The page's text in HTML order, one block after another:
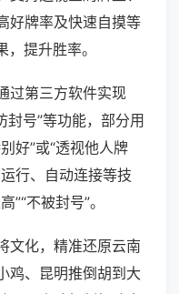
好牌率及快速自摸等
提升胜率。
过第三方软件实现
封号”等功能，部分用
好”或“透视他人牌
行、自动连接等技
不被封号”。
文化，精准还原云南
鸡、昆明推倒胡到大